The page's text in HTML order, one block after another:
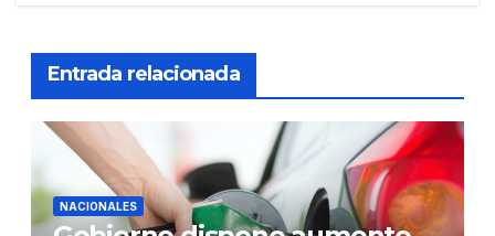
Entrada relacionada
NACIONALES